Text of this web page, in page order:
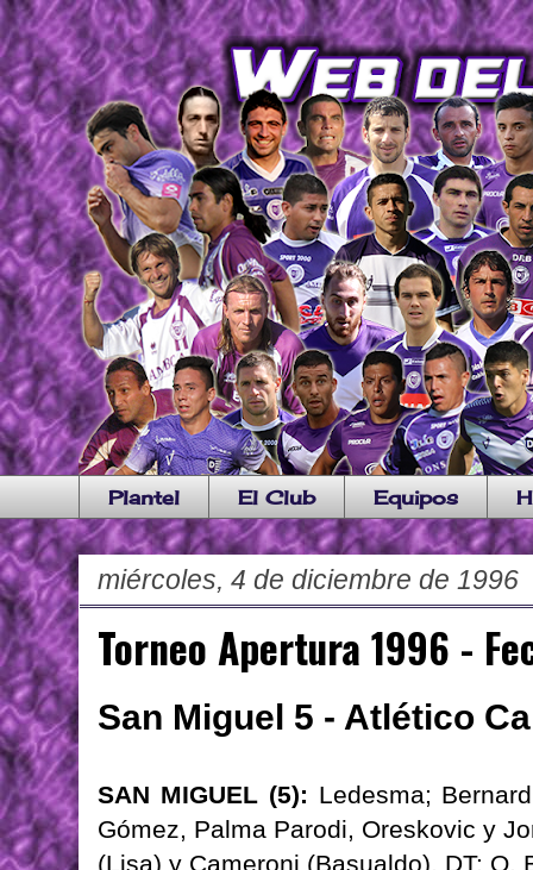
Plantel El Club Equipos
miércoles, 4 de diciembre de 1996
Torneo Apertura 1996 -
San Miguel 5 - Atlético
SAN MIGUEL (5): Ledesma;
Gómez, Palma Parodi, Oreskovic y
(Lisa) y Cameroni (Basualdo). DT: O.